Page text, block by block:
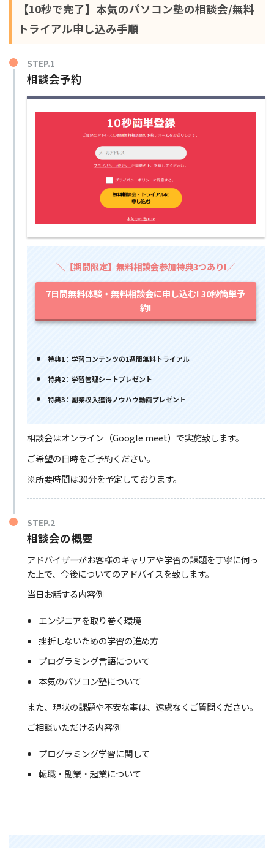
【10秒で完了】本気のパソコン塾の相談会/無料
トライアル申し込み手順
STEP.1
相談会予約
＼【期間限定】無料相談会参加特典3つあり!／
7日間無料体験・無料相談会に申し込む! 30秒簡単予
約!
特典1：学習コンテンツの1週間無料トライアル
特典2：学習管理シートプレゼント
特典3：副業収入獲得ノウハウ動画プレゼント
相談会はオンライン（Google meet）で実施致します。
ご希望の日時をご予約ください。
※所要時間は30分を予定しております。
STEP.2
相談会の概要
アドバイザーがお客様のキャリアや学習の課題を丁寧に伺っ
た上で、今後についてのアドバイスを致します。
当日お話する内容例
エンジニアを取り巻く環境
挫折しないための学習の進め方
プログラミング言語について
本気のパソコン塾について
また、現状の課題や不安な事は、遠慮なくご質問ください。
ご相談いただける内容例
プログラミング学習に関して
転職・副業・起業について